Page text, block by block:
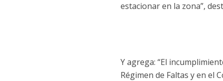
estacionar en la zona”,
Y agrega: “El
Régimen de Faltas y en el